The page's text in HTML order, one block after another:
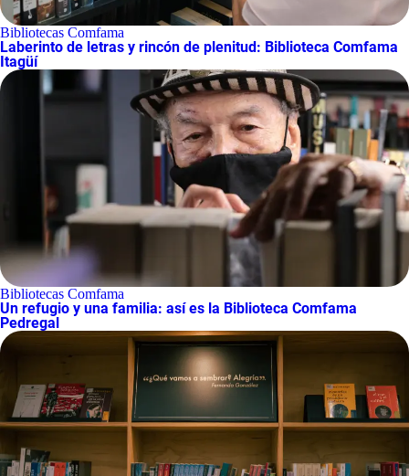
Bibliotecas Comfama
Laberinto de letras y rincón de plenitud: Biblioteca Comfama
Itagüí
Bibliotecas Comfama
Un refugio y una familia: así es la Biblioteca Comfama
Pedregal